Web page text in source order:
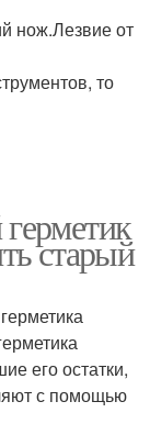
нож.Лезвие от
то
старый
его остатки,
с помощью